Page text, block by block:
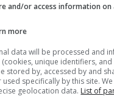
di chilometri a
ricoverate in
tra i 67 e gli
and/or access information on
more
data will be processed and
unique identifiers,
stored by, accessed by and
specifically by this site.
geolocation data. List of